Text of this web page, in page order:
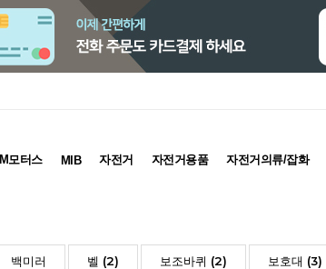
M모터스 MIB 자전거 자전거용품 자전거의류/잡화
백미러 벨 (2) 보조바퀴 (2) 보호대 (3)